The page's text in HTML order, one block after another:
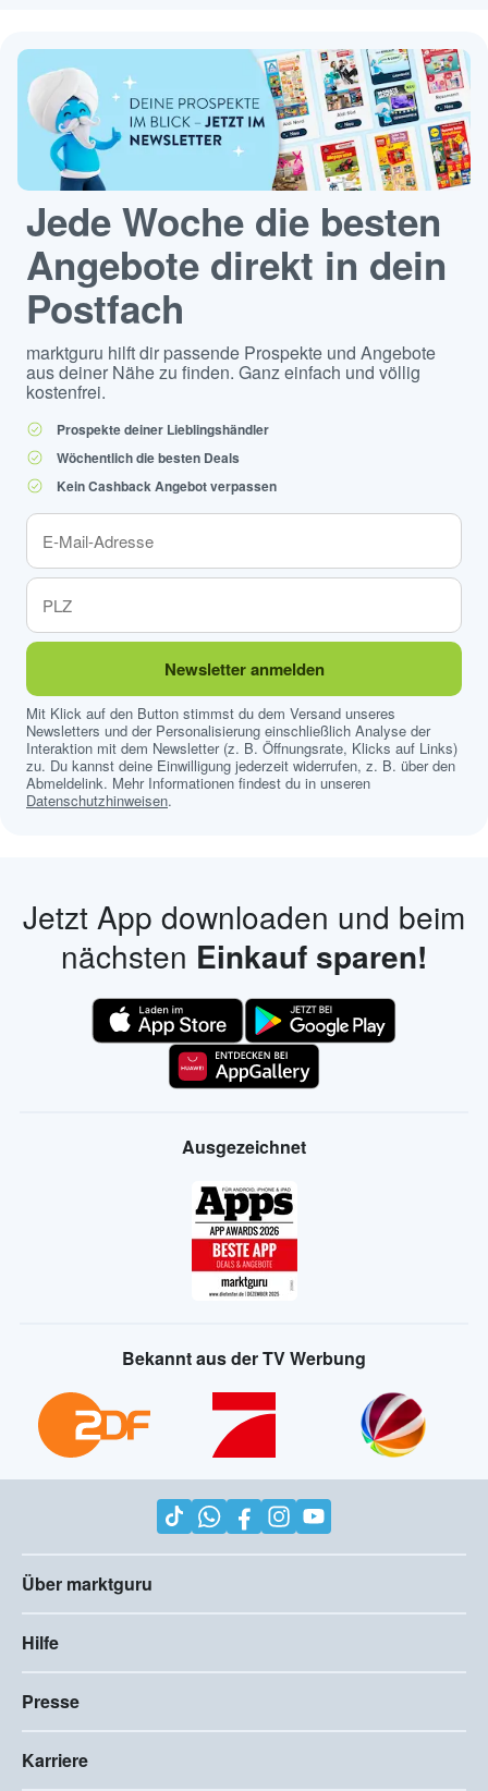
Jede Woche die besten
Angebote direkt in dein
Postfach
marktguru hilft dir passende Prospekte und Angebote
aus deiner Nähe zu finden. Ganz einfach und völlig
kostenfrei.
Prospekte deiner Lieblingshändler
Wöchentlich die besten Deals
Kein Cashback Angebot verpassen
Newsletter anmelden
Mit Klick auf den Button stimmst du dem Versand unseres
Newsletters und der Personalisierung einschließlich Analyse der
Interaktion mit dem Newsletter (z. B. Öffnungsrate, Klicks auf Links)
zu. Du kannst deine Einwilligung jederzeit widerrufen, z. B. über den
Abmeldelink. Mehr Informationen findest du in unseren
Datenschutzhinweisen.
Jetzt App downloaden und beim
nächsten Einkauf sparen!
Ausgezeichnet
Bekannt aus der TV Werbung
Über marktguru
Hilfe
Presse
Karriere